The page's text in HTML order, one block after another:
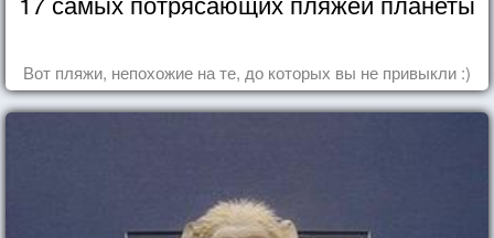
Вот пляжи, непохожие на те, до которых вы не привыкли :)